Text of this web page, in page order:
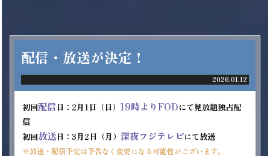
配信・放送が決定！
2026.01.12
初回配信日：2月1日（日） 19時よりFODにて見放題独占配
信
初回放送日：3月2日（月） 深夜フジテレビ
※放送・配信予定は予告なく変更になる可能性がございます。